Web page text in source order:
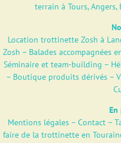
terrain à Tours, Angers,
Location trottinette Zosh à
Zosh – Balades accompagnées
Séminaire et team-building –
– Boutique produits dérivés –
Mentions légales – Contact –
faire de la trottinette en